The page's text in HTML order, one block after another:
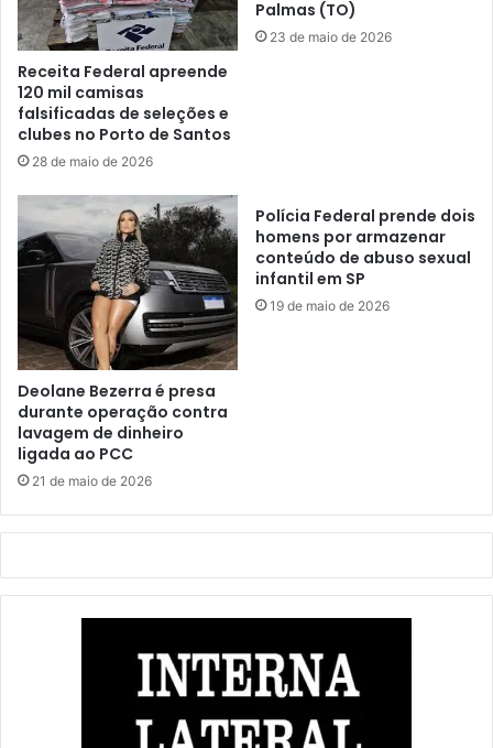
Receita Federal apreende
120 mil camisas
falsificadas de seleções e
clubes no Porto de Santos
28 de maio de 2026
Palmas (TO)
23 de maio de 2026
Deolane Bezerra é presa
durante operação contra
lavagem de dinheiro
ligada ao PCC
21 de maio de 2026
Polícia Federal prende dois
homens por armazenar
conteúdo de abuso sexual
infantil em SP
19 de maio de 2026